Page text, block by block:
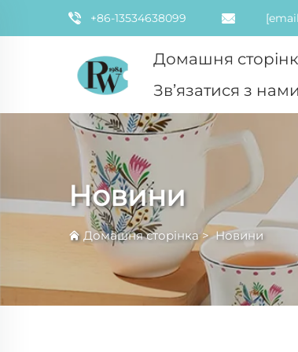
+86-13534638099
Домашня
Зв’язатися з нами
Новини
Домашня сторінка>Новини